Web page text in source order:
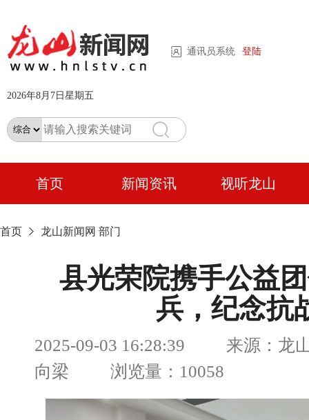
通讯员系统 登陆
2026年8月7日星期五
首页 新闻资讯 视听龙山
首页 龙山新闻网 部门
县光荣院携手公益
兵，纪念抗
2025-09-03 16:28:39 来源：龙山
向梁 浏览量：10058